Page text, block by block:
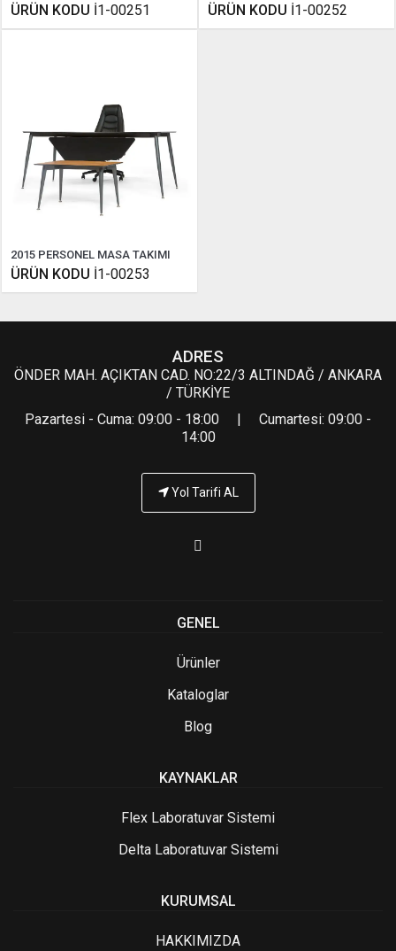
ÜRÜN KODU İ1-00251 ÜRÜN KODU İ1-00252
2015 PERSONEL MASA TAKIMI
ÜRÜN KODU İ1-00253
ADRES
ÖNDER MAH. AÇIKTAN CAD. NO:22/3 ALTINDAĞ / ANKARA
/ TÜRKİYE
Pazartesi - Cuma: 09:00 - 18:00 | Cumartesi: 09:00 -
14:00
Yol Tarifi AL
GENEL
Ürünler
Kataloglar
Blog
KAYNAKLAR
Flex Laboratuvar Sistemi
Delta Laboratuvar Sistemi
KURUMSAL
HAKKIMIZDA